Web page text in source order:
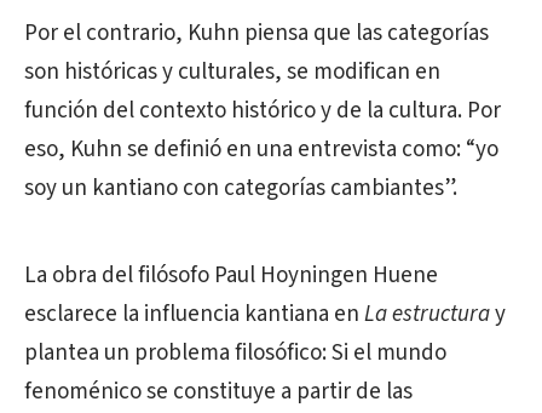
Por el contrario, Kuhn piensa que las categorías
son históricas y culturales, se modifican en
función del contexto histórico y de la cultura. Por
eso, Kuhn se definió en una entrevista como: “yo
soy un kantiano con categorías cambiantes”.
La obra del filósofo Paul Hoyningen Huene
esclarece la influencia kantiana enLa estructuray
plantea un problema filosófico: Si el mundo
fenoménico se constituye a partir de las